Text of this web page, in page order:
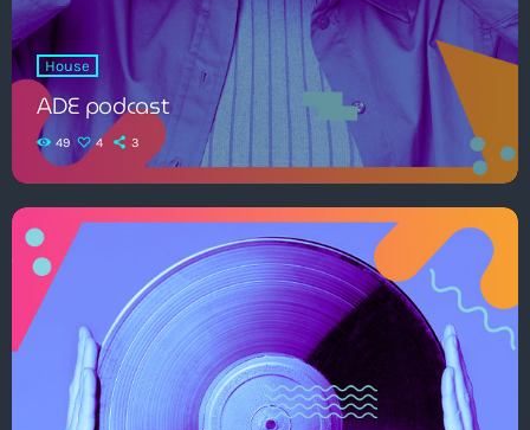
House
ADE podcast
49 4 3